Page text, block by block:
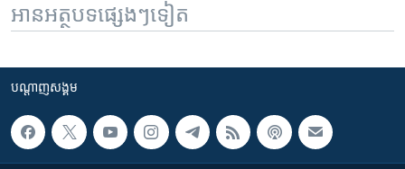
អានអត្ថបទផ្សេងៗទៀត
បណ្តាញ​សង្គម